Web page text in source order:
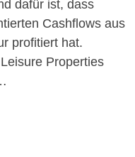
dafür ist, dass
Cashflows aus
profitiert hat.
Properties